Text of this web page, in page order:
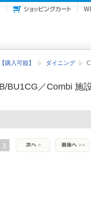
入可能】 ダイニング
BU1CG／Combi 施
1